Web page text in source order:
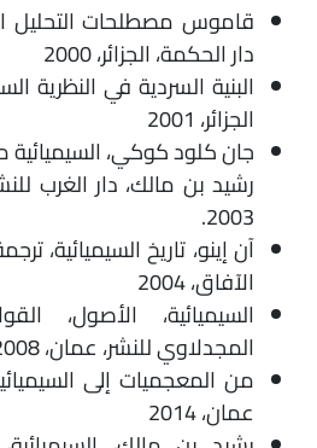
قاموس مصطلحات التحليل
دار الحكمة، الجزائر، 2000
البنية السردية في النظرية
الجزائر، 2001
جان كلود كوكي، السيميائية
رشيد بن مالك، دار الغرب
2003.
آن إينو، تاريخ السيميائية،
الآفاق، 2004
السيميائية، الأصول،
المجدلاوي للنشر، عمان، 2008
من المعجميات إلى
عمان، 2014